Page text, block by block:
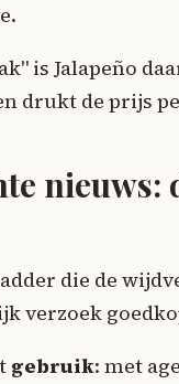
is Jalapeño
drukt de prijs
nieuws:
die de
verzoek
gebruik: met